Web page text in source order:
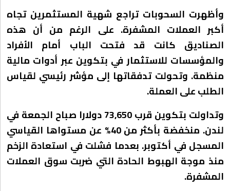
وأظهرت السحوبات تراجع شهية المستثمرين تجاه
أكبر العملات المشفرة. على الرغم من أن هذه
الصناديق كانت قد فتحت الباب أمام الأفراد
والمؤسسات للاستثمار في بتكوين عبر أدوات مالية
منظمة. وتحولت تدفقاتها إلى مؤشر رئيسي لقياس
الطلب على العملة.
وتداولت بتكوين قرب 73,650 دولارا صباح الجمعة في
لندن. منخفضة بأكثر من 40% عن مستواها القياسي
المسجل في أكتوبر. بعدما فشلت في استعادة الزخم
منذ موجة الهبوط الحادة التي ضربت سوق العملات
المشفرة.